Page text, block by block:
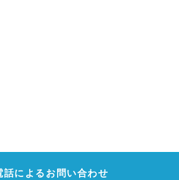
話によるお問い合わせ